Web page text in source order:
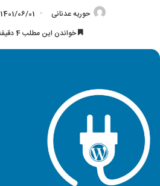
حوریه عدنانی 1401/06/01
خواندن این مطلب 4 دقیقه زمان میبرد